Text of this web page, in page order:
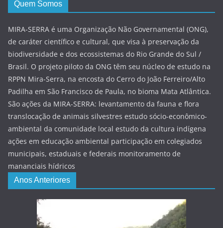
Quem Somos
MIRA-SERRA é uma Organização Não Governamental (ONG),
de caráter científico e cultural, que visa à preservação da
biodiversidade e dos ecossistemas do Rio Grande do Sul /
Brasil. O projeto piloto da ONG têm seu núcleo de estudo na
RPPN Mira-Serra, na encosta do Cerro do João Ferreiro/Alto
Padilha em São Francisco de Paula, no bioma Mata Atlântica.
São ações da MIRA-SERRA: levantamento da fauna e flora
translocação de animais silvestres estudo sócio-econômico-
ambiental da comunidade local estudo da cultura indígena
ações em educação ambiental participação em colegiados
municipais, estaduais e federais monitoramento de
mananciais hídricos
Anos Anteriores